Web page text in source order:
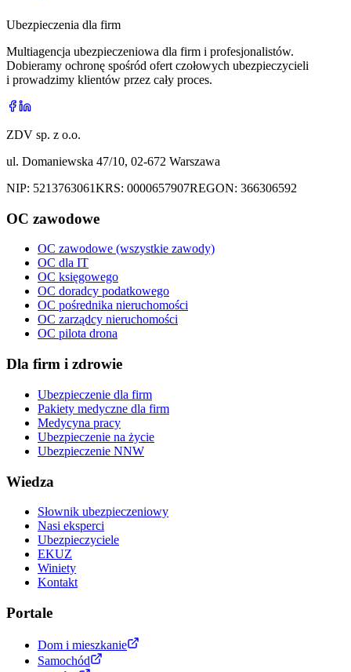
Ubezpieczenia dla firm
Multiagencja ubezpieczeniowa dla firm i profesjonalistów.
Dobieramy ochronę spośród ofert czołowych ubezpieczycieli
i prowadzimy klientów przez cały proces.
ZDV sp. z o.o.
ul. Domaniewska 47/10, 02-672 Warszawa
NIP: 5213763061KRS: 0000657907REGON: 366306592
OC zawodowe
OC zawodowe (wszystkie zawody)
OC dla IT
OC księgowego
OC doradcy podatkowego
OC pośrednika nieruchomości
OC zarządcy nieruchomości
OC pilota drona
Dla firm i zdrowie
Ubezpieczenie dla firm
Pakiety medyczne dla firm
Medycyna pracy
Ubezpieczenie na życie
Ubezpieczenie NNW
Wiedza
Słownik ubezpieczeniowy
Nasi eksperci
Ubezpieczyciele
EKUZ
Winiety
Kontakt
Portale
Dom i mieszkanie
Samochód